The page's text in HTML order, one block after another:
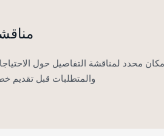
مناقشة
محدد لمناقشة التفاصيل حول الاحتياجات
والمتطلبات قبل تقديم خطة.